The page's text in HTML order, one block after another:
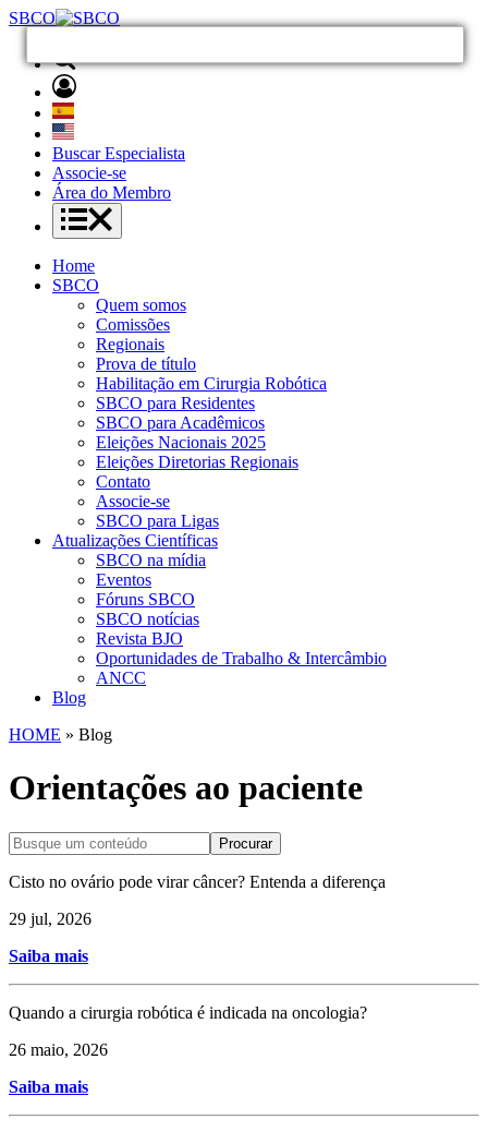
SBCO
Buscar Especialista
Associe-se
Área do Membro
Home
SBCO
Quem somos
Comissões
Regionais
Prova de título
Habilitação em Cirurgia Robótica
SBCO para Residentes
SBCO para Acadêmicos
Eleições Nacionais 2025
Eleições Diretorias Regionais
Contato
Associe-se
SBCO para Ligas
Atualizações Científicas
SBCO na mídia
Eventos
Fóruns SBCO
SBCO notícias
Revista BJO
Oportunidades de Trabalho & Intercâmbio
ANCC
Blog
HOME » Blog
Orientações ao paciente
Procurar
Cisto no ovário pode virar câncer? Entenda a diferença
29 jul, 2026
Saiba mais
Quando a cirurgia robótica é indicada na oncologia?
26 maio, 2026
Saiba mais